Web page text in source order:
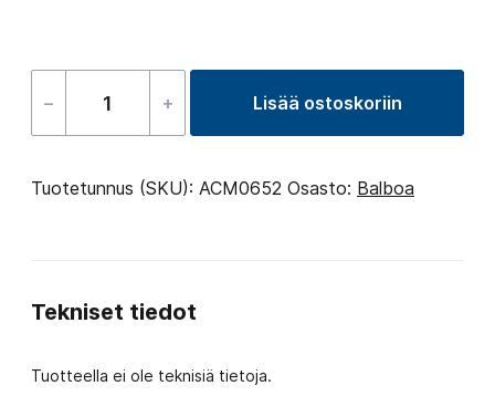
–
Sensor
Balboa
(diameter
määrä
+ Lisää ostoskoriin
Tuotetunnus (SKU): ACM0652 Osasto: Balboa
Tekniset tiedot
Tuotteella ei ole teknisiä tietoja.